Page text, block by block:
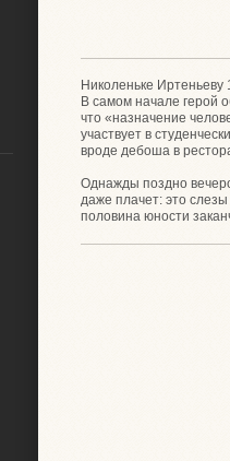
Николеньке Иртеньеву
В самом начале герой
что «назначение
участвует в
вроде дебоша в
Однажды поздно
даже плачет: это
половина юности